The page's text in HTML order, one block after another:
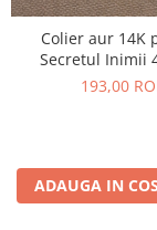
Colier aur 14K
Secretul Inimii
193,00
ADAUGA IN COS